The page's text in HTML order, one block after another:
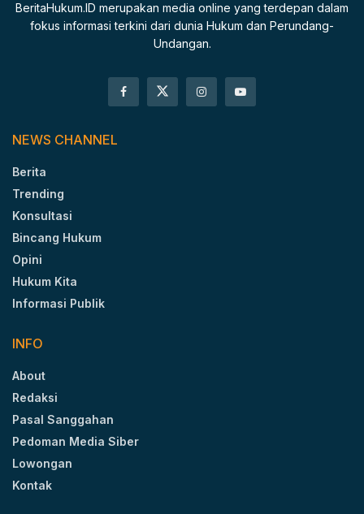
BeritaHukum.ID merupakan media online yang terdepan dalam
fokus informasi terkini dari dunia Hukum dan Perundang-
Undangan.
NEWS CHANNEL
Berita
Trending
Konsultasi
Bincang Hukum
Opini
Hukum Kita
Informasi Publik
INFO
About
Redaksi
Pasal Sanggahan
Pedoman Media Siber
Lowongan
Kontak